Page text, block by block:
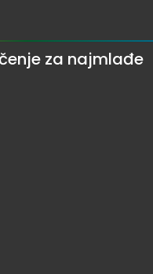
za najmlađe